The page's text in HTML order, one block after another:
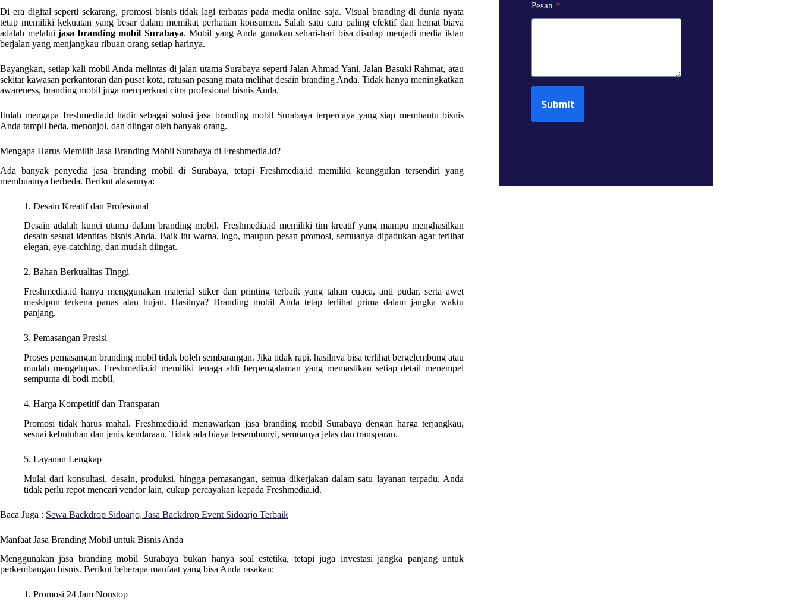
Di era digital seperti sekarang, promosi bisnis tidak lagi terbatas pada media online saja. Visual branding di dunia nyata
tetap memiliki kekuatan yang besar dalam memikat perhatian konsumen. Salah satu cara paling efektif dan hemat biaya
adalah melaluijasa branding mobil Surabaya. Mobil yang Anda gunakan sehari-hari bisa disulap menjadi media iklan
berjalan yang menjangkau ribuan orang setiap harinya.
Bayangkan, setiap kali mobil Anda melintas di jalan utama Surabaya seperti Jalan Ahmad Yani, Jalan Basuki Rahmat, atau
sekitar kawasan perkantoran dan pusat kota, ratusan pasang mata melihat desain branding Anda. Tidak hanya meningkatkan
awareness, branding mobil juga memperkuat citra profesional bisnis Anda.
Itulah mengapa freshmedia.id hadir sebagai solusi jasa branding mobil Surabaya terpercaya yang siap membantu bisnis
Anda tampil beda, menonjol, dan diingat oleh banyak orang.
Mengapa Harus Memilih Jasa Branding Mobil Surabaya di Freshmedia.id?
Ada banyak penyedia jasa branding mobil di Surabaya, tetapi Freshmedia.id memiliki keunggulan tersendiri yang
membuatnya berbeda. Berikut alasannya:
1. Desain Kreatif dan Profesional
Desain adalah kunci utama dalam branding mobil. Freshmedia.id memiliki tim kreatif yang mampu menghasilkan
desain sesuai identitas bisnis Anda. Baik itu warna, logo, maupun pesan promosi, semuanya dipadukan agar terlihat
elegan, eye-catching, dan mudah diingat.
2. Bahan Berkualitas Tinggi
Freshmedia.id hanya menggunakan material stiker dan printing terbaik yang tahan cuaca, anti pudar, serta awet
meskipun terkena panas atau hujan. Hasilnya? Branding mobil Anda tetap terlihat prima dalam jangka waktu
panjang.
3. Pemasangan Presisi
Proses pemasangan branding mobil tidak boleh sembarangan. Jika tidak rapi, hasilnya bisa terlihat bergelembung atau
mudah mengelupas. Freshmedia.id memiliki tenaga ahli berpengalaman yang memastikan setiap detail menempel
sempurna di bodi mobil.
4. Harga Kompetitif dan Transparan
Promosi tidak harus mahal. Freshmedia.id menawarkan jasa branding mobil Surabaya dengan harga terjangkau,
sesuai kebutuhan dan jenis kendaraan. Tidak ada biaya tersembunyi, semuanya jelas dan transparan.
5. Layanan Lengkap
Mulai dari konsultasi, desain, produksi, hingga pemasangan, semua dikerjakan dalam satu layanan terpadu. Anda
tidak perlu repot mencari vendor lain, cukup percayakan kepada Freshmedia.id.
Baca Juga : Sewa Backdrop Sidoarjo, Jasa Backdrop Event Sidoarjo Terbaik
Manfaat Jasa Branding Mobil untuk Bisnis Anda
Menggunakan jasa branding mobil Surabaya bukan hanya soal estetika, tetapi juga investasi jangka panjang untuk
perkembangan bisnis. Berikut beberapa manfaat yang bisa Anda rasakan:
1. Promosi 24 Jam Nonstop
Pesan *
Submit